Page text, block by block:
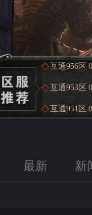
互通956区
互通953区
互通951区
最新 新